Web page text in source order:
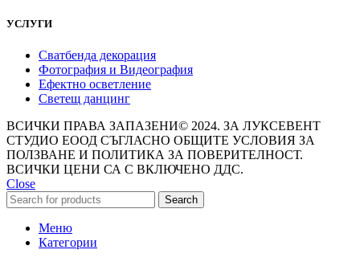
УСЛУГИ
Сватбенда декорация
Фотография и Видеография
Ефектно осветление
Светещ данцинг
ВСИЧКИ ПРАВА ЗАПАЗЕНИ© 2024. ЗА ЛУКСЕВЕНТ
СТУДИО ЕООД СЪГЛАСНО ОБЩИТЕ УСЛОВИЯ ЗА
ПОЛЗВАНЕ И ПОЛИТИКА ЗА ПОВЕРИТЕЛНОСТ.
ВСИЧКИ ЦЕНИ СА С ВКЛЮЧЕНО ДДС.
Close
Search
Меню
Категории